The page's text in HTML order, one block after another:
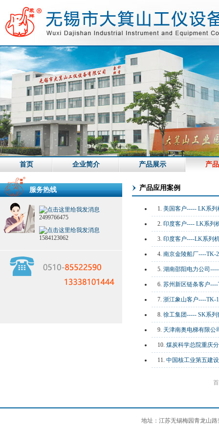
首页 企业简介 产品展示 产
服务热线
2499766475
1584123062
产品应用案例
1. 美国客户----- LK系
2. 印度客户---- LK系列
3. 印度客户----LK系列
4. 南京金陵船厂----TK-
5. 湖南邵阳电力公司
6. 苏州新区链条客户
7. 浙江象山客户----TK-
8. 徐工集团----- SK系
9. 天津南奥电梯有限公
10. 煤炭科学总院重庆
11. 中国核工业第五建
地址：江苏无锡梅园青龙山